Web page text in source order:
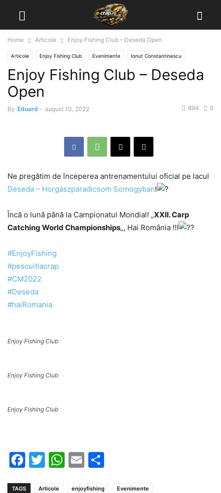
Home Articole Enjoy Fishing Club – Deseda Open
Articole Enjoy Fishing Club Evenimente Ionut Constantinescu
Enjoy Fishing Club – Deseda
Open
By Eduard - august 10, 2022 0
894
Ne pregătim de începerea antrenamentului oficial pe lacul
Deseda – Horgászparadicsom Somogyban!
Încă o lună până la Campionatul Mondial! „XXII. Carp
Catching World Championships„, Hai România !!!
#EnjoyFishing
#pescuitlacrap
#CM2022
#Deseda
#haiRomania
Enjoy Fishing Club
Enjoy Fishing Club
Enjoy Fishing Club
Facebook
Twitter
WhatsApp
Email
TAGS Articole enjoyfishing
Evenimente